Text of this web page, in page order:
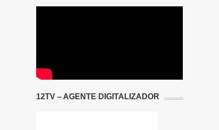
12TV – AGENTE DIGITALIZADOR